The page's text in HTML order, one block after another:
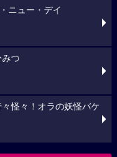
ニュー・デイ
つ
怪々！オラの妖怪バケ